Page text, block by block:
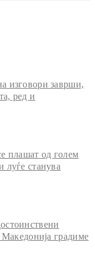
изговори заврши,
ред и
плашат од голем
станува
градиме